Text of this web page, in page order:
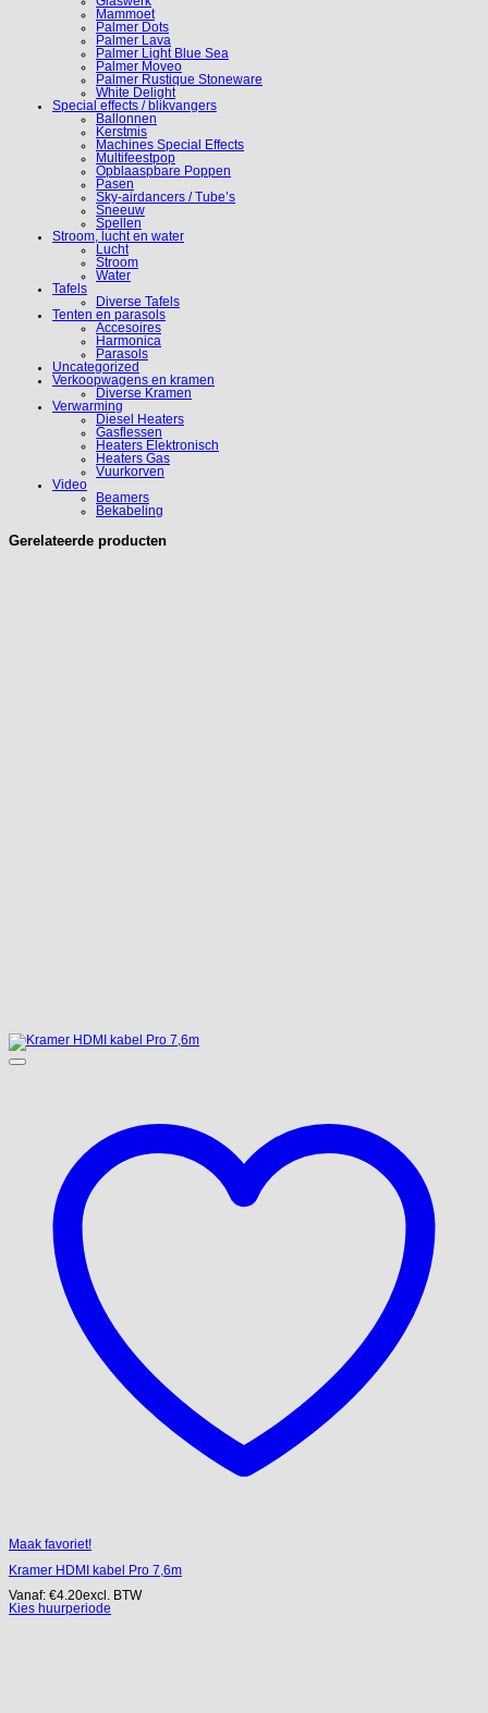
Mammoet
Palmer Dots
Palmer Lava
Palmer Light Blue Sea
Palmer Moveo
Palmer Rustique Stoneware
White Delight
Special effects / blikvangers
Ballonnen
Kerstmis
Machines Special Effects
Multifeestpop
Opblaaspbare Poppen
Pasen
Sky-airdancers / Tube’s
Sneeuw
Spellen
Stroom, lucht en water
Lucht
Stroom
Water
Tafels
Diverse Tafels
Tenten en parasols
Accesoires
Harmonica
Parasols
Uncategorized
Verkoopwagens en kramen
Diverse Kramen
Verwarming
Diesel Heaters
Gasflessen
Heaters Elektronisch
Heaters Gas
Vuurkorven
Video
Beamers
Bekabeling
Gerelateerde producten
Maak favoriet!
Kramer HDMI kabel Pro 7,6m
Vanaf: €4.20excl. BTW
Kies huurperiode